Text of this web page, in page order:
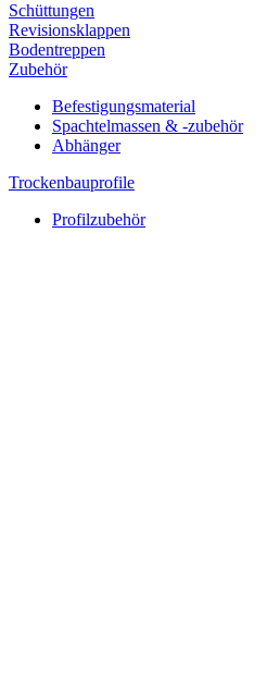
Schüttungen
Revisionsklappen
Bodentreppen
Zubehör
Befestigungsmaterial
Spachtelmassen & -zubehör
Abhänger
Trockenbauprofile
Profilzubehör